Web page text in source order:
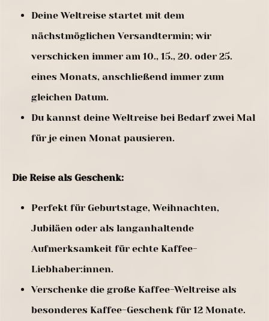
Deine Weltreise startet mit dem
nächstmöglichen Versandtermin; wir
verschicken immer am 10., 15., 20. oder 25.
eines Monats, anschließend immer zum
gleichen Datum.
Du kannst deine Weltreise bei Bedarf zwei Mal
für je einen Monat pausieren.
Die Reise als Geschenk:
Perfekt für Geburtstage, Weihnachten,
Jubiläen oder als langanhaltende
Aufmerksamkeit für echte Kaffee-
Liebhaber:innen.
Verschenke die große Kaffee-Weltreise als
besonderes Kaffee-Geschenk für 12 Monate.